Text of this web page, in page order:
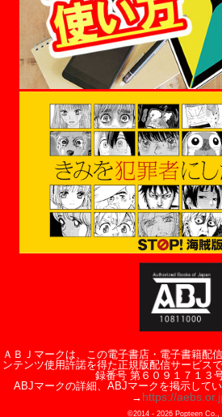
ＡＢＪマークは、この電子書店・電子書籍配
ンテンツ使用許諾を得た正規版配信サービス
録番号 第６０９１７１３
ABJマークの詳細、ABJマークを掲示して
→ https://
©2014 - 2026Popteen Co.,